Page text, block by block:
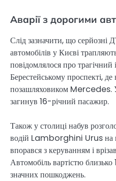
Аварії з дорогими
Слід зазначити, що серйозні
автомобілів у Києві
повідомлялося про
Берестейському проспекті,
позашляховиком Mercedes. У
загинув 16-річний пасажир.
Також у столиці набув
водій Lamborghini Urus на
впорався з керуванням і
Автомобіль вартістю близько
значних пошкоджень.